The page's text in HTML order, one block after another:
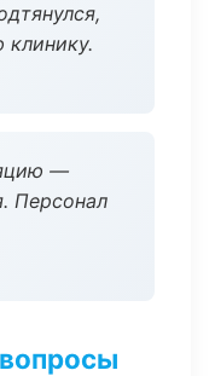
—
Персонал